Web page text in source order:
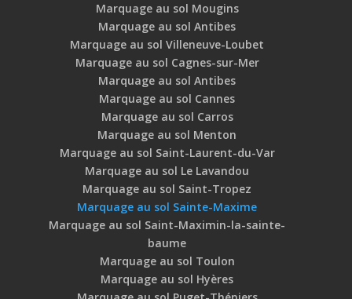
Marquage au sol Mougins
Marquage au sol Antibes
Marquage au sol Villeneuve-Loubet
Marquage au sol Cagnes-sur-Mer
Marquage au sol Antibes
Marquage au sol Cannes
Marquage au sol Carros
Marquage au sol Menton
Marquage au sol Saint-Laurent-du-Var
Marquage au sol Le Lavandou
Marquage au sol Saint-Tropez
Marquage au sol Sainte-Maxime
Marquage au sol Saint-Maximin-la-sainte-
baume
Marquage au sol Toulon
Marquage au sol Hyères